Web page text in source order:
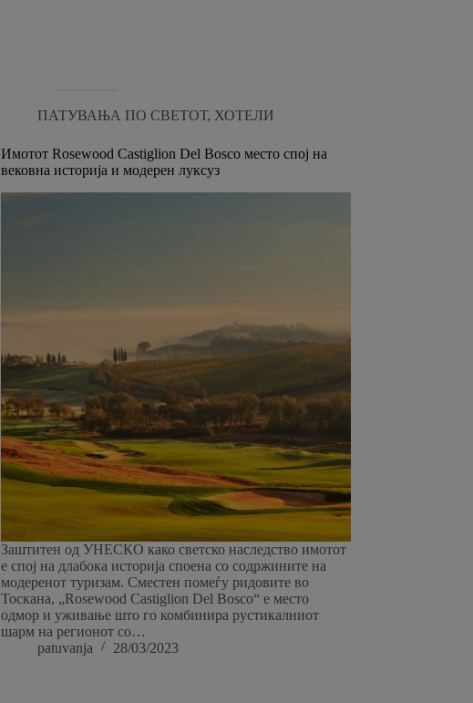
ПАТУВАЊА ПО СВЕТОТ, ХОТЕЛИ
Имотот Rosewood Castiglion Del Bosco место спој на
вековна историја и модерен луксуз
Заштитен од УНЕСКО како светско наследство имотот
е спој на длабока историја споена со содржините на
модеренот туризам. Сместен помеѓу ридовите во
Тоскана, „Rosewood Castiglion Del Bosco“ е место
одмор и уживање што го комбинира рустикалниот
шарм на регионот со…
patuvanja
28/03/2023